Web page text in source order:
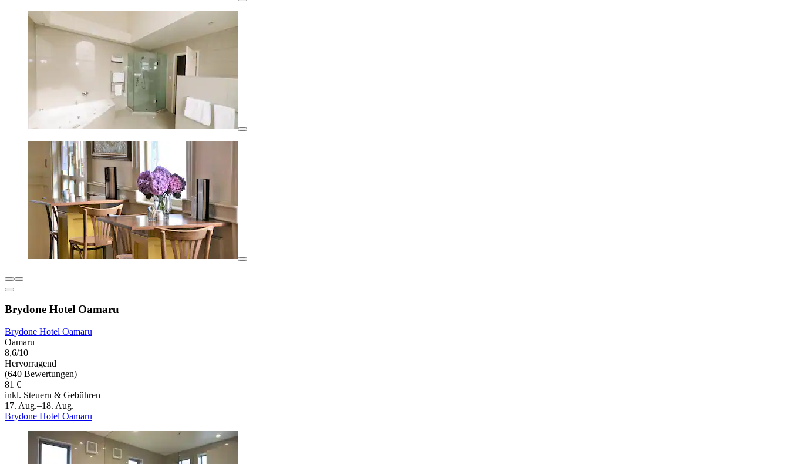
Brydone Hotel Oamaru
Brydone Hotel Oamaru
Oamaru
8,6/10
Hervorragend
(640 Bewertungen)
81 €
inkl. Steuern & Gebühren
17. Aug.–18. Aug.
Brydone Hotel Oamaru